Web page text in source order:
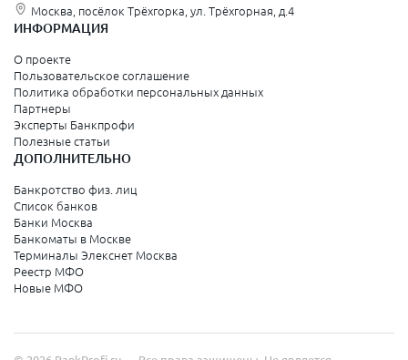
Москва, посёлок Трёхгорка, ул. Трёхгорная, д.4
ИНФОРМАЦИЯ
О проекте
Пользовательское соглашение
Политика обработки персональных данных
Партнеры
Эксперты Банкпрофи
Полезные статьи
ДОПОЛНИТЕЛЬНО
Банкротство физ. лиц
Список банков
Банки Москва
Банкоматы в Москве
Терминалы Элекснет Москва
Реестр МФО
Новые МФО